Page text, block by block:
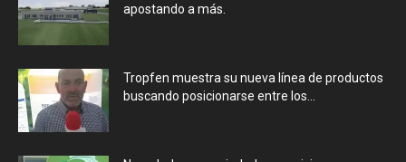
apostando a más.
Tropfen muestra su nueva línea de productos
buscando posicionarse entre los...